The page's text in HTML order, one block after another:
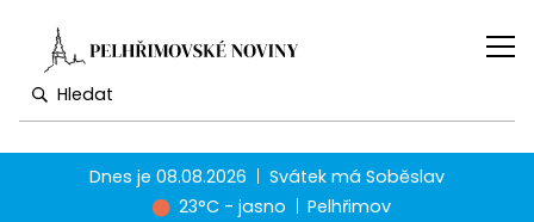
Dnes je08.08.2026 Svátek má Soběslav
23°C - jasno
Pelhřimov